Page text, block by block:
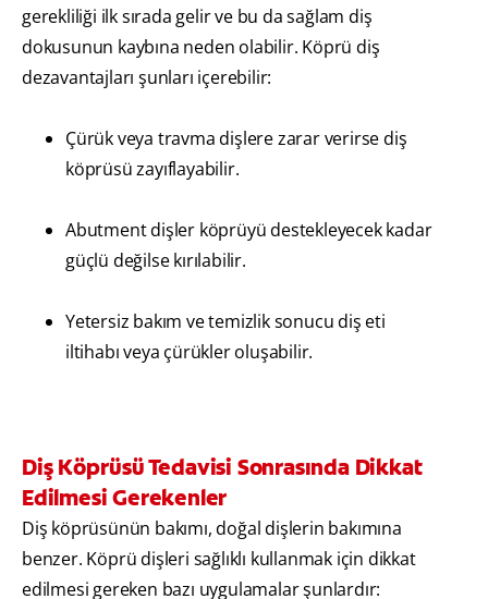
gerekliliği ilk sırada gelir ve bu da sağlam diş
dokusunun kaybına neden olabilir. Köprü diş
dezavantajları şunları içerebilir:
Çürük veya travma dişlere zarar verirse diş
köprüsü zayıflayabilir.
Abutment dişler köprüyü destekleyecek kadar
güçlü değilse kırılabilir.
Yetersiz bakım ve temizlik sonucu diş eti
iltihabı veya çürükler oluşabilir.
Diş Köprüsü Tedavisi Sonrasında Dikkat
Edilmesi Gerekenler
Diş köprüsünün bakımı, doğal dişlerin bakımına
benzer. Köprü dişleri sağlıklı kullanmak için dikkat
edilmesi gereken bazı uygulamalar şunlardır: